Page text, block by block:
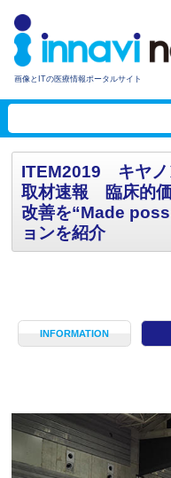
画像とITの医療情報ポータルサイト
ITEM2019 キヤノ
取材速報 臨床的
改善を“Made
ョンを紹介
INFORMATION